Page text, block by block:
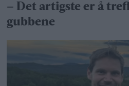
– Det artigste er å
gubbene